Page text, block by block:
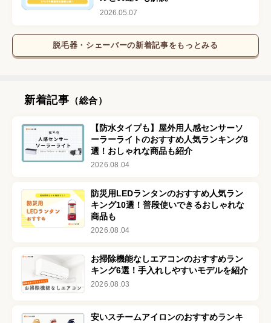
2026.05.07
脱毛器・シェーバーの新着記事をもっとみる
新着記事 （総合）
【防水タイプも】屋外用人感センサーソ
ーラーライトのおすすめ人気ランキング8
選！おしゃれな商品も紹介
2026.08.04
防災用LEDランタンのおすすめ人気ラン
キング10選！普段使いできるおしゃれな
商品も
2026.08.04
お掃除機能なしエアコンのおすすめラン
キング6選！手入れしやすいモデルを紹介
2026.08.03
安いスチームアイロンのおすすめランキ